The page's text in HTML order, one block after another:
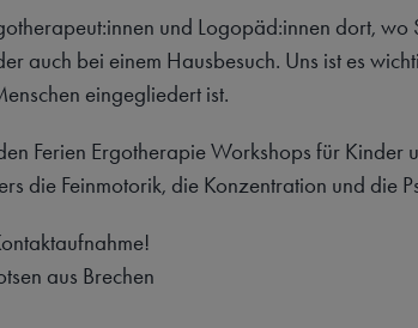
und Logopäd:innen dort,
auch bei einem Hausbesuch. Uns ist es
eingegliedert ist.
Ferien Ergotherapie Workshops für Kinder
die Feinmotorik, die Konzentration und die
aus Brechen